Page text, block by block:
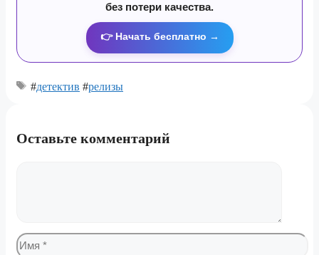
без потери качества.
👉 Начать бесплатно →
#детектив #релизы
Оставьте комментарий
Имя